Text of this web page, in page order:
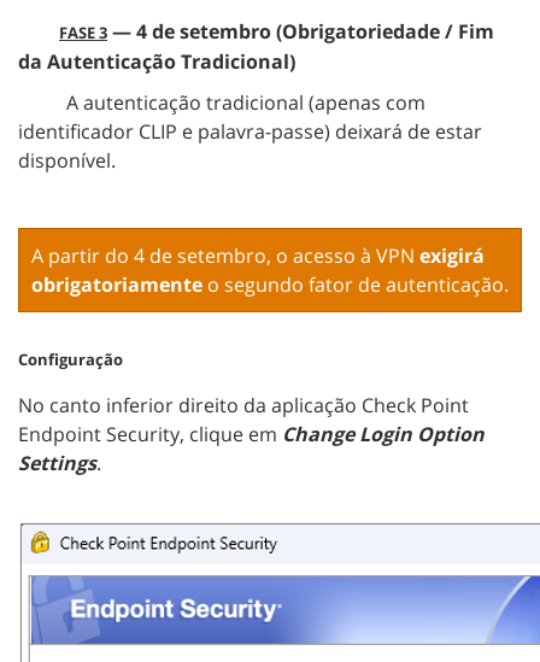
FASE 3 — 4 de setembro (Obrigatoriedade / Fim
da Autenticação Tradicional)
A autenticação tradicional (apenas com
identificador CLIP e palavra-passe) deixará de estar
disponível.
A partir do 4 de setembro, o acesso à VPN exigirá
obrigatoriamente o segundo fator de autenticação.
Configuração
No canto inferior direito da aplicação Check Point
Endpoint Security, clique em Change Login Option
Settings.